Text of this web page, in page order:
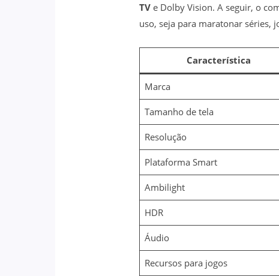
TV e Dolby Vision. A seguir, o
uso, seja para maratonar séries,
Característica
Marca
Tamanho de tela
Resolução
Plataforma Smart
Ambilight
HDR
Áudio
Recursos para jogos